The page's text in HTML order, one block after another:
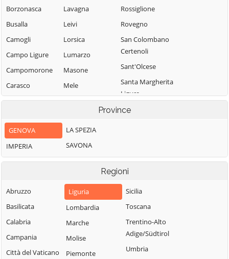
Borzonasca
Busalla
Camogli
Campo Ligure
Campomorone
Carasco
Casarza Ligure
Castiglione
Chiavarese
Ceranesi
Cicagna
Cogoleto
Cogorno
Coreglia Ligure
Crocefieschi
Lavagna
Leivi
Lorsica
Lumarzo
Masone
Mele
Mezzanego
Moconesi
Moneglia
Montebruno
Ne
Neirone
Orero
Pieve Ligure
Portofino
Rossiglione
Rovegno
San Colombano
Certenoli
Sant'Olcese
Santa Margherita
Ligure
Santo Stefano
Sestri Levante
Sori
Tiglieto
Province
GENOVA
IMPERIA
LA SPEZIA
SAVONA
Regioni
Abruzzo
Basilicata
Calabria
Campania
Città del Vaticano
Liguria
Lombardia
Marche
Molise
Piemonte
Sicilia
Toscana
Trentino-Alto
Adige/Südtirol
Umbria